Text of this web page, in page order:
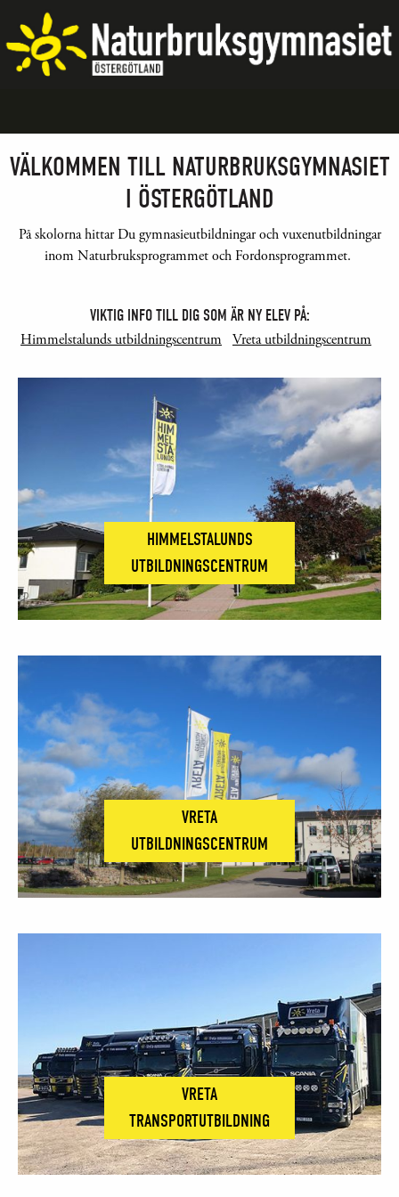
VÄLKOMMEN TILL NATURBRUKSGYMNASIET
I ÖSTERGÖTLAND
På skolorna hittar Du gymnasieutbildningar och vuxenutbildningar
inom Naturbruksprogrammet och Fordonsprogrammet.
VIKTIG INFO TILL DIG SOM ÄR NY ELEV PÅ:
Himmelstalunds utbildningscentrum
Vreta utbildningscentrum
HIMMELSTALUNDS
UTBILDNINGSCENTRUM
VRETA
UTBILDNINGSCENTRUM
VRETA
TRANSPORTUTBILDNING